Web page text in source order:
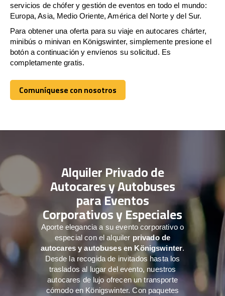
servicios de chófer y gestión de eventos en todo el mundo:
Europa, Asia, Medio Oriente, América del Norte y del Sur.
Para obtener una oferta para su viaje en autocares chárter,
minibús o minivan en Königswinter, simplemente presione el
botón a continuación y envíenos su solicitud. Es
completamente gratis.
Comuníquese con nosotros
Comuníquese con nosotros
Alquiler Privado de
Autocares y Autobuses
para Eventos
Corporativos y Especiales
Aporte elegancia a su evento corporativo o
especial con el alquiler privado de
autocares y autobuses en Königswinter.
Desde la recogida de invitados hasta los
traslados al lugar del evento, nuestros
autocares de lujo ofrecen un transporte
cómodo en Königswinter. Con paquetes